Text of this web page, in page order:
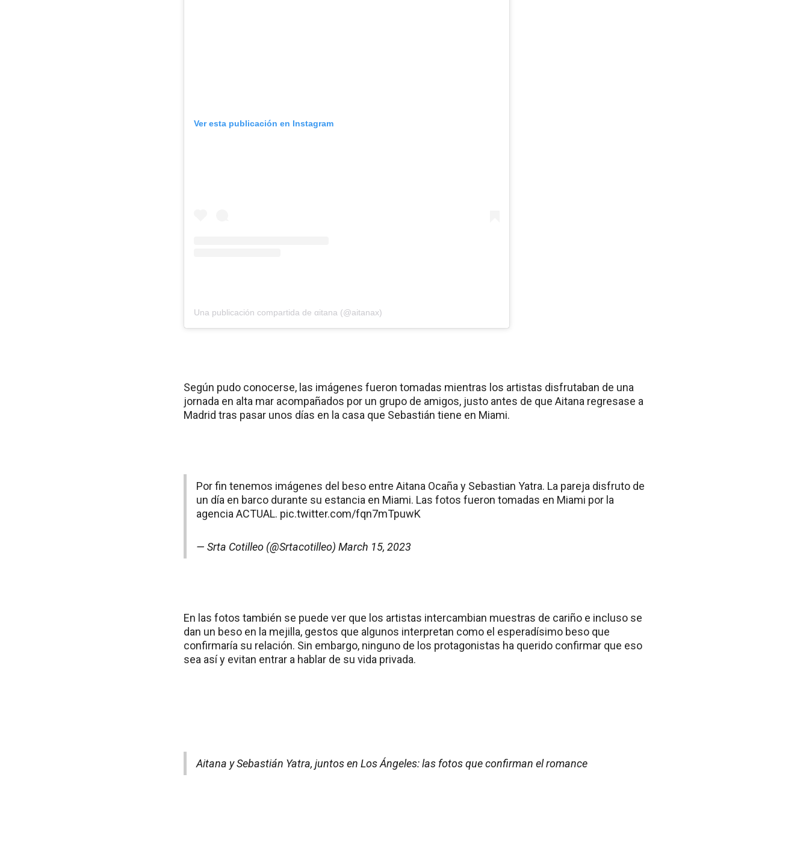
Ver esta publicación en Instagram
Una publicación compartida de αitana (@aitanax)
Según pudo conocerse, las imágenes fueron tomadas mientras los artistas disfrutaban de una
jornada en alta mar acompañados por un grupo de amigos, justo antes de que Aitana regresase a
Madrid tras pasar unos días en la casa que Sebastián tiene en Miami.
Por fin tenemos imágenes del beso entre Aitana Ocaña y Sebastian Yatra. La pareja disfruto de
un día en barco durante su estancia en Miami. Las fotos fueron tomadas en Miami por la
agencia ACTUAL. pic.twitter.com/fqn7mTpuwK
— Srta Cotilleo (@Srtacotilleo) March 15, 2023
En las fotos también se puede ver que los artistas intercambian muestras de cariño e incluso se
dan un beso en la mejilla, gestos que algunos interpretan como el esperadísimo beso que
confirmaría su relación. Sin embargo, ninguno de los protagonistas ha querido confirmar que eso
sea así y evitan entrar a hablar de su vida privada.
Aitana y Sebastián Yatra, juntos en Los Ángeles: las fotos que confirman el romance